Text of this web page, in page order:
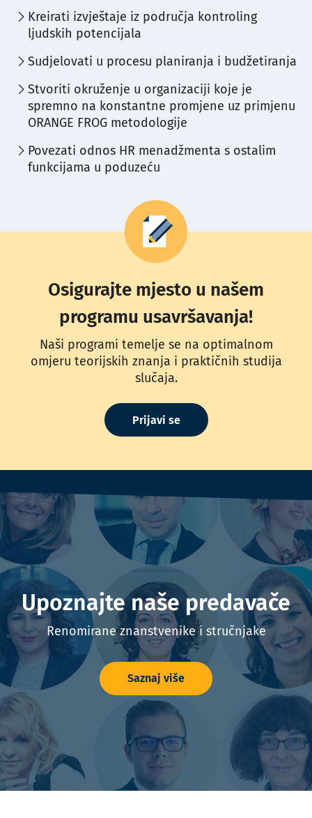
Kreirati izvještaje iz područja kontroling
ljudskih potencijala
Sudjelovati u procesu planiranja i budžetiranja
Stvoriti okruženje u organizaciji koje je
spremno na konstantne promjene uz primjenu
ORANGE FROG metodologije
Povezati odnos HR menadžmenta s ostalim
funkcijama u poduzeću
Osigurajte mjesto u našem
programu usavršavanja!
Naši programi temelje se na optimalnom
omjeru teorijskih znanja i praktičnih studija
slučaja.
Prijavi se
Upoznajte naše predavače
Renomirane znanstvenike i stručnjake
Saznaj više